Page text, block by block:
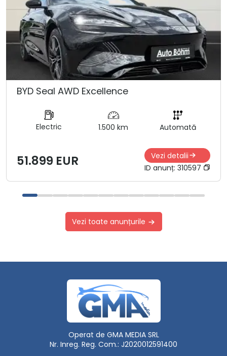
BYD Seal AWD Excellence
Electric 1.500 km Automată
51.899 EUR
Vezi detalii
ID anunț: 310597
Vezi toate anunțurile
Operat de GMA MEDIA SRL
Nr. Inreg. Reg. Com.: J2020012591400